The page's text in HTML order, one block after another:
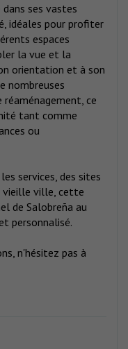
ses vastes
idéales pour profiter
espaces
la vue et la
orientation et à son
nombreuses
ce
tant comme
ou
services, des sites
vieille ville, cette
de Salobreña au
personnalisé.
n'hésitez pas à